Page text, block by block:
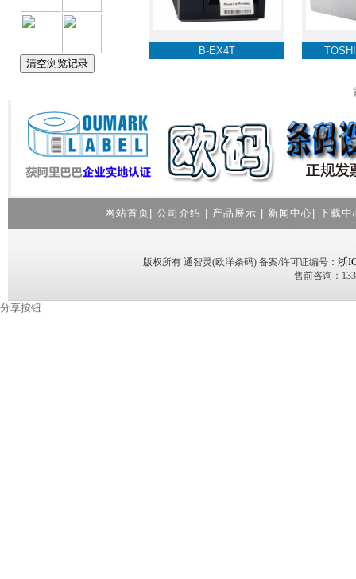
B-EX4T
网站首页 公司介绍 产品展示 新闻中心 下载中
版权所有 通智灵(欧洋条码) 备案/许可证编号： 浙
售前咨询：
分享按钮